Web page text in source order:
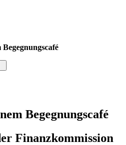
Begegnungscafé
Finanzkommission